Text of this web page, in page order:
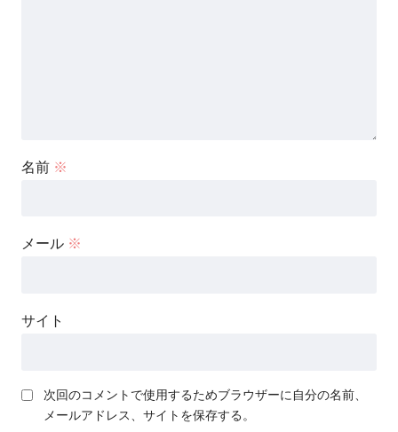
名前 ※
メール ※
サイト
次回のコメントで使用するためブラウザーに自分の名前、
メールアドレス、サイトを保存する。